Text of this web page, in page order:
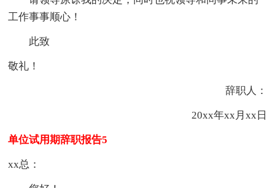
工作事事顺心！
此致
敬礼！
辞职人：
20xx年xx月xx日
单位试用期辞职报告5
xx总：